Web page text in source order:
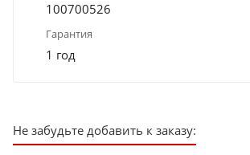
100700526
Гарантия
1 год
Не забудьте добавить к заказу: